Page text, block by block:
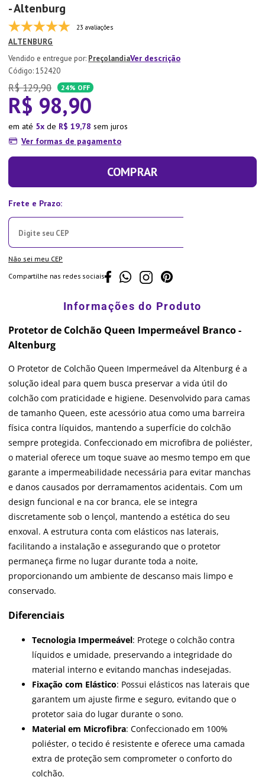
- Altenburg
23 avaliações
ALTENBURG
PreçolandiaVer descrição
:152420
R$ 129,90 24% OFF
R$ 98,90
em até 5 de R$ 19,78 sem juros
Ver formas de pagamento
COMPRAR
Não sei meu CEP
Compartilhe nas redes sociais
Protetor de Colchão Queen Impermeável Branco -
Altenburg
O Protetor de Colchão Queen Impermeável da Altenburg é a
solução ideal para quem busca preservar a vida útil do
colchão com praticidade e higiene. Desenvolvido para camas
de tamanho Queen, este acessório atua como uma barreira
física contra líquidos, mantendo a superfície do colchão
sempre protegida. Confeccionado em microfibra de poliéster,
o material oferece um toque suave ao mesmo tempo em que
garante a impermeabilidade necessária para evitar manchas
e danos causados por derramamentos acidentais. Com um
design funcional e na cor branca, ele se integra
discretamente sob o lençol, mantendo a estética do seu
enxoval. A estrutura conta com elásticos nas laterais,
facilitando a instalação e assegurando que o protetor
permaneça firme no lugar durante toda a noite,
proporcionando um ambiente de descanso mais limpo e
conservado.
Diferenciais
Tecnologia Impermeável: Protege o colchão contra
líquidos e umidade, preservando a integridade do
material interno e evitando manchas indesejadas.
Fixação com Elástico: Possui elásticos nas laterais que
garantem um ajuste firme e seguro, evitando que o
protetor saia do lugar durante o sono.
Material em Microfibra: Confeccionado em 100%
poliéster, o tecido é resistente e oferece uma camada
extra de proteção sem comprometer o conforto do
colchão.